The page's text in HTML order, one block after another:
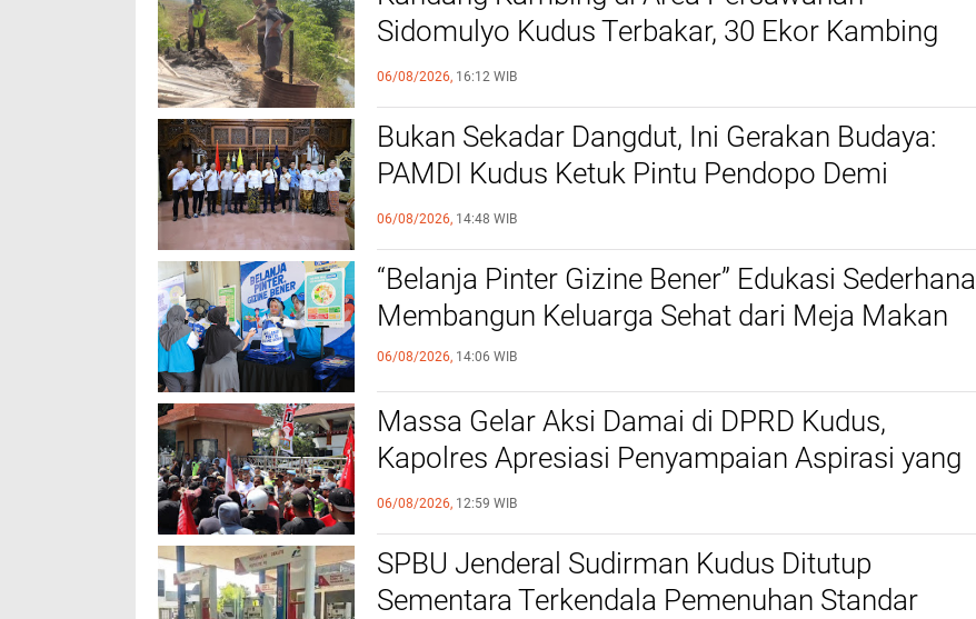
Sidomulyo Kudus Terbakar, 30 Ekor Kambing
Mati
06/08/2026, 16:12 WIB
Bukan Sekadar Dangdut, Ini Gerakan Budaya:
PAMDI Kudus Ketuk Pintu Pendopo Demi
Seniman dan PAD Daerah
06/08/2026, 14:48 WIB
“Belanja Pinter Gizine Bener” Edukasi Sederhana
Membangun Keluarga Sehat dari Meja Makan
06/08/2026, 14:06 WIB
Massa Gelar Aksi Damai di DPRD Kudus,
Kapolres Apresiasi Penyampaian Aspirasi yang
Tertib
06/08/2026, 12:59 WIB
SPBU Jenderal Sudirman Kudus Ditutup
Sementara Terkendala Pemenuhan Standar